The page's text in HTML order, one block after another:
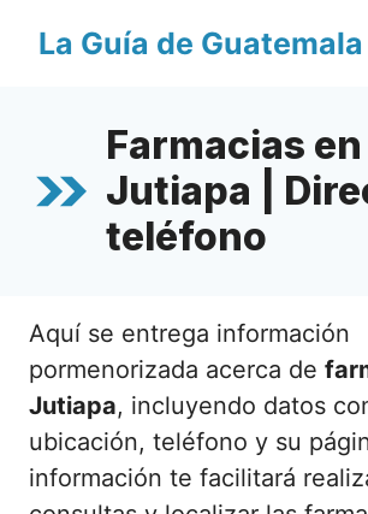
La Guía de Guatemala
Farmacias en
Jutiapa |
teléfono
Aquí se entrega información
pormenorizada acerca de
Jutiapa, incluyendo datos
ubicación, teléfono y su
información te facilitará